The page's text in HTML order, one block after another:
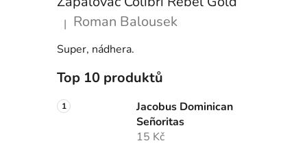
Hodnocení produktu je 5 z 5 hvězdiček.
| Roman Balousek
Super, nádhera.
Top 10 produktů
Jacobus Dominican
Señoritas
15 Kč